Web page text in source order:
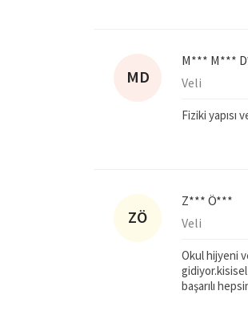
MD
M*** M***
Veli
Fiziki yapısı
ZÖ
Z*** Ö***
Veli
Okul hijyeni
başarılı